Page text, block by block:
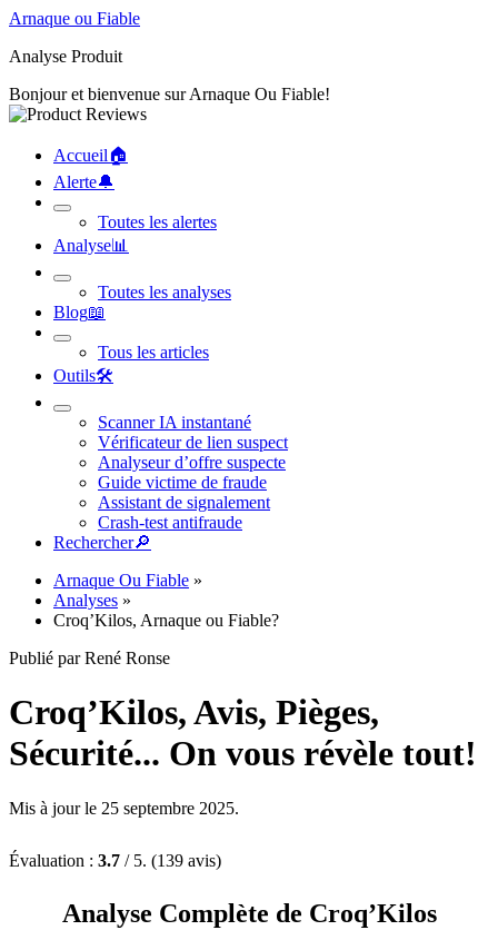
Arnaque ou Fiable
Analyse Produit
Bonjour et bienvenue sur Arnaque Ou Fiable!
Accueil🏠︎
Alerte🔔︎
Toutes les alertes
Analyse📊︎
Toutes les analyses
Blog📖︎
Tous les articles
Outils🛠︎
Scanner IA instantané
Vérificateur de lien suspect
Analyseur d’offre suspecte
Guide victime de fraude
Assistant de signalement
Crash-test antifraude
Rechercher🔎︎
Arnaque Ou Fiable »
Analyses »
Croq’Kilos, Arnaque ou Fiable?
Publié par René Ronse
Croq’Kilos, Avis, Pièges,
Sécurité... On vous révèle tout!
Mis à jour le 25 septembre 2025.
Évaluation : 3.7 / 5. (139 avis)
Analyse Complète de Croq’Kilos